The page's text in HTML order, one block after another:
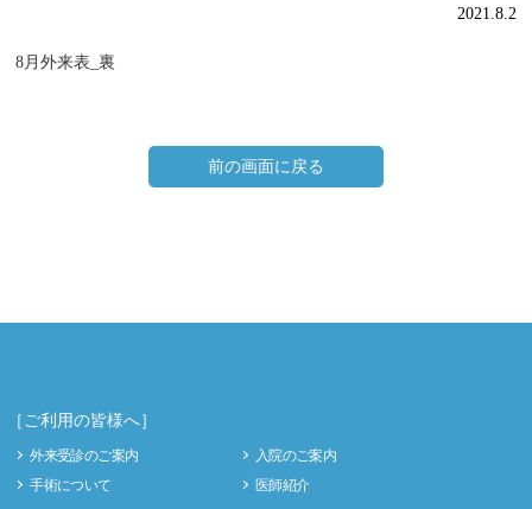
2021.8.2
8月外来表_裏
前の画面に戻る
［ご利用の皆様へ］
外来受診のご案内
入院のご案内
手術について
医師紹介